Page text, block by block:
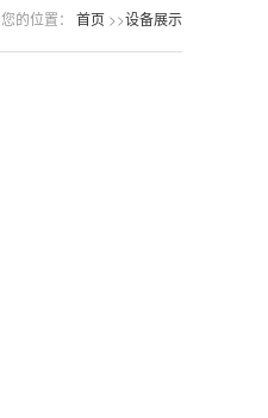
您的位置： 首页 >>设备展示